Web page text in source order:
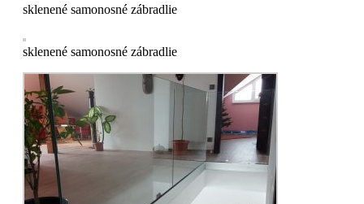
sklenené samonosné zábradlie
sklenené samonosné zábradlie